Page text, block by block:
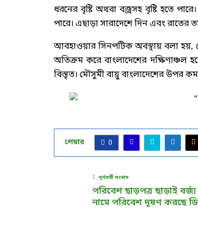
ধরনের বৃষ্টি অথবা বজ্রসহ বৃষ্টি হতে
পারে। এছাড়া সারাদেশে দিন এবং রাতের
আবহাওয়ার সিনপটিক অবস্থায় বলা হয়,
অতিক্রম করে বাংলাদেশের দক্ষিণাঞ্চল
বিস্তৃত। মৌসুমী বায়ু বাংলাদেশের উপর
শেয়ার 0
পূর্ববর্তী সংবাদ
পরিবেশ ছাড়পত্র ছাড়াই বর্জ্য
নামে পরিবেশ দূষণ করছে